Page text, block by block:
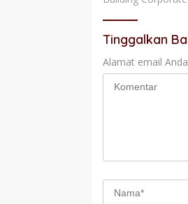
Tinggalkan
Alamat email